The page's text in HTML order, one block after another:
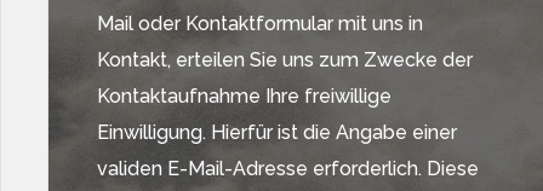
Mail oder Kontaktformular mit uns in
Kontakt, erteilen Sie uns zum Zwecke der
Kontaktaufnahme Ihre freiwillige
Einwilligung. Hierfür ist die Angabe einer
validen E-Mail-Adresse erforderlich. Diese